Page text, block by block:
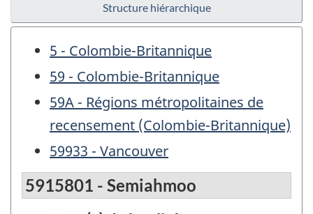
Structure hiérarchique
5 - Colombie-Britannique
59 - Colombie-Britannique
59A - Régions métropolitaines de
recensement (Colombie-Britannique)
59933 - Vancouver
5915801 - Semiahmoo